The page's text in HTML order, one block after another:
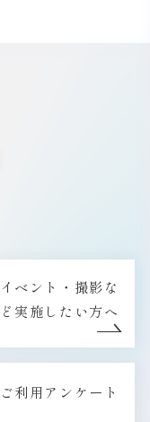
イベント・撮影な
ど実施したい方へ
ご利用アンケート